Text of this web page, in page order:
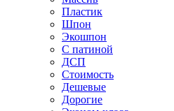
Пластик
Шпон
Экошпон
С патиной
ДСП
Стоимость
Дешевые
Дорогие